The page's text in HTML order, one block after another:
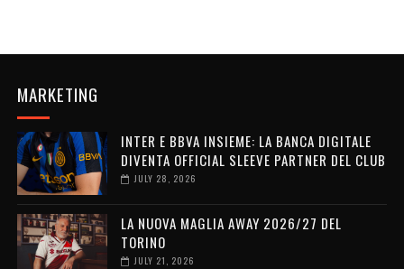
MARKETING
INTER E BBVA INSIEME: LA BANCA DIGITALE
DIVENTA OFFICIAL SLEEVE PARTNER DEL CLUB
JULY 28, 2026
LA NUOVA MAGLIA AWAY 2026/27 DEL
TORINO
JULY 21, 2026